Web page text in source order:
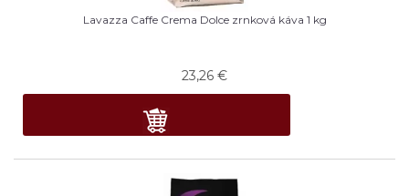
Lavazza Caffe Crema Dolce zrnková káva 1 kg
23,26 €